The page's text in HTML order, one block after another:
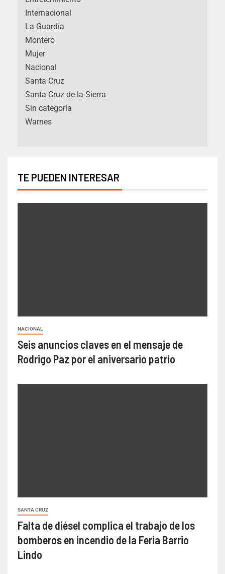
Internacional
La Guardia
Montero
Mujer
Nacional
Santa Cruz
Santa Cruz de la Sierra
Sin categoría
Warnes
TE PUEDEN INTERESAR
NACIONAL
Seis anuncios claves en el mensaje de
Rodrigo Paz por el aniversario patrio
SANTA CRUZ
Falta de diésel complica el trabajo de los
bomberos en incendio de la Feria Barrio
Lindo